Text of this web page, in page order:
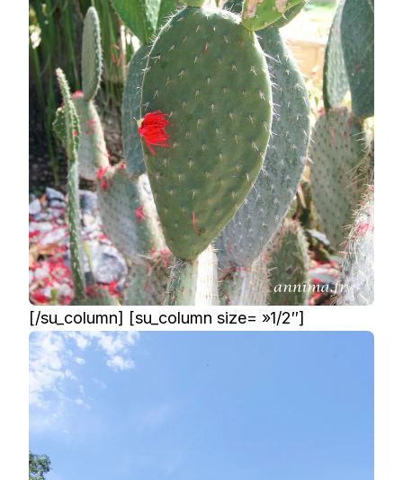
[/su_column] [su_column size= »1/2″]